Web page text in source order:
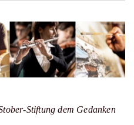
Stiftung dem Gedanken